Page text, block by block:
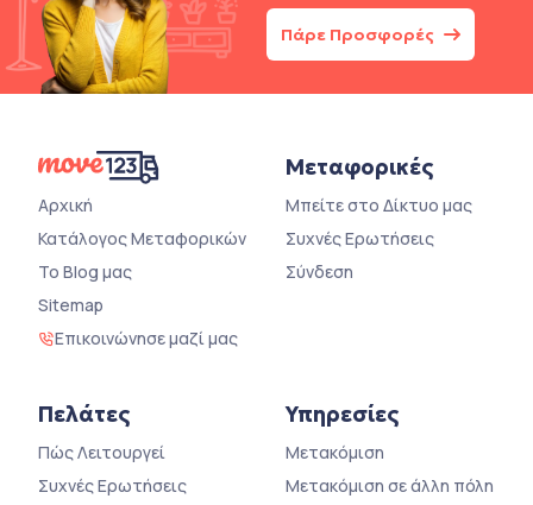
Πάρε Προσφορές
Αρχική
Κατάλογος Μεταφορικών
Το Blog μας
Sitemap
Επικοινώνησε μαζί μας
Μεταφορικές
Μπείτε στο Δίκτυο μας
Συχνές Ερωτήσεις
Σύνδεση
Πελάτες
Πώς Λειτουργεί
Συχνές Ερωτήσεις
Υπηρεσίες
Μετακόμιση
Μετακόμιση σε άλλη πόλη